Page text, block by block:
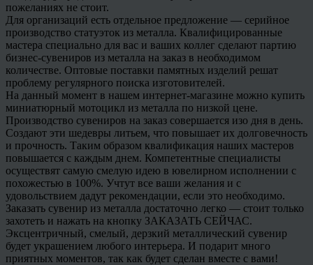
пожеланиях не стоит.
Для организаций есть отдельное предложение — серийное
производство статуэток из металла. Квалифицированные
мастера специально для вас и ваших коллег сделают партию
бизнес-сувениров из металла на заказ в необходимом
количестве. Оптовые поставки памятных изделий решат
проблему регулярного поиска изготовителей.
На данный момент в нашем интернет-магазине можно купить
миниатюрный мотоцикл из металла по низкой цене.
Производство сувениров на заказ совершается изо дня в день.
Создают эти шедевры литьем, что повышает их долговечность
и прочность. Таким образом квалификация наших мастеров
повышается с каждым днем. Компетентные специалисты
осуществят самую смелую идею в ювелирном исполнении с
похожестью в 100%. Учтут все ваши желания и с
удовольствием дадут рекомендации, если это необходимо.
Заказать сувенир из металла достаточно легко — стоит только
захотеть и нажать на кнопку ЗАКАЗАТЬ СЕЙЧАС.
Эксцентричный, смелый, дерзкий металлический сувенир
будет украшением любого интерьера. И подарит много
приятных моментов, так как будет сделан вместе с вами!